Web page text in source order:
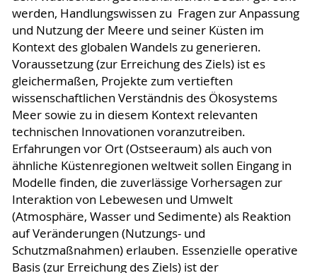
werden, Handlungswissen zu Fragen zur Anpassung
und Nutzung der Meere und seiner Küsten im
Kontext des globalen Wandels zu generieren.
Voraussetzung (zur Erreichung des Ziels) ist es
gleichermaßen, Projekte zum vertieften
wissenschaftlichen Verständnis des Ökosystems
Meer sowie zu in diesem Kontext relevanten
technischen Innovationen voranzutreiben.
Erfahrungen vor Ort (Ostseeraum) als auch von
ähnliche Küstenregionen weltweit sollen Eingang in
Modelle finden, die zuverlässige Vorhersagen zur
Interaktion von Lebewesen und Umwelt
(Atmosphäre, Wasser und Sedimente) als Reaktion
auf Veränderungen (Nutzungs- und
Schutzmaßnahmen) erlauben. Essenzielle operative
Basis (zur Erreichung des Ziels) ist der